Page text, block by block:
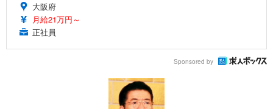
大阪府
月給21万円～
正社員
Sponsored by